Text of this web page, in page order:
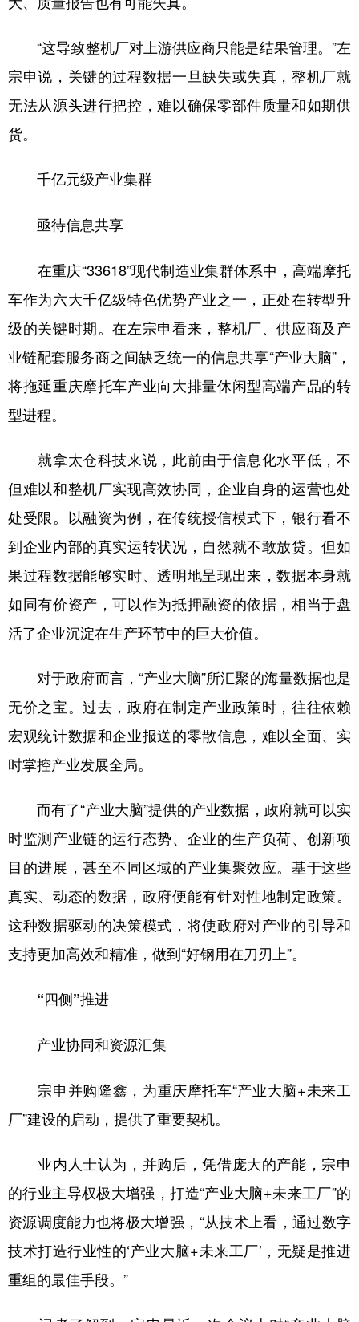
“这导致整机厂对上游供应商只能是结果管理。”左
宗申说，关键的过程数据一旦缺失或失真，整机厂就
无法从源头进行把控，难以确保零部件质量和如期供
货。
千亿元级产业集群
亟待信息共享
在重庆“33618”现代制造业集群体系中，高端摩托
车作为六大千亿级特色优势产业之一，正处在转型升
级的关键时期。在左宗申看来，整机厂、供应商及产
业链配套服务商之间缺乏统一的信息共享“产业大脑”，
将拖延重庆摩托车产业向大排量休闲型高端产品的转
型进程。
就拿太仓科技来说，此前由于信息化水平低，不
但难以和整机厂实现高效协同，企业自身的运营也处
处受限。以融资为例，在传统授信模式下，银行看不
到企业内部的真实运转状况，自然就不敢放贷。但如
果过程数据能够实时、透明地呈现出来，数据本身就
如同有价资产，可以作为抵押融资的依据，相当于盘
活了企业沉淀在生产环节中的巨大价值。
对于政府而言，“产业大脑”所汇聚的海量数据也是
无价之宝。过去，政府在制定产业政策时，往往依赖
宏观统计数据和企业报送的零散信息，难以全面、实
时掌控产业发展全局。
而有了“产业大脑”提供的产业数据，政府就可以实
时监测产业链的运行态势、企业的生产负荷、创新项
目的进展，甚至不同区域的产业集聚效应。基于这些
真实、动态的数据，政府便能有针对性地制定政策。
这种数据驱动的决策模式，将使政府对产业的引导和
支持更加高效和精准，做到“好钢用在刀刃上”。
“四侧”推进
产业协同和资源汇集
宗申并购隆鑫，为重庆摩托车“产业大脑+未来工
厂”建设的启动，提供了重要契机。
业内人士认为，并购后，凭借庞大的产能，宗申
的行业主导权极大增强，打造“产业大脑+未来工厂”的
资源调度能力也将极大增强，“从技术上看，通过数字
技术打造行业性的‘产业大脑+未来工厂’，无疑是推进
重组的最佳手段。”